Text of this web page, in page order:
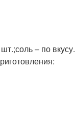
– по вкусу.